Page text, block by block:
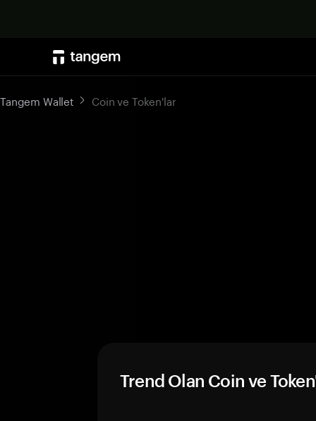
Tangem Wallet Coin ve Token'lar
Trend Olan Coin ve